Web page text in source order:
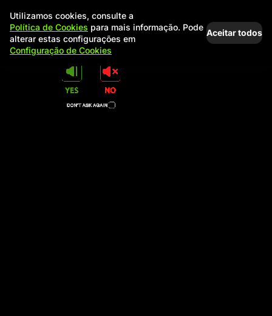
Utilizamos cookies, consulte a
Política de Cookies para mais informação. Pode
alterar estas configurações em
Configuração de Cookies
Aceitar todos